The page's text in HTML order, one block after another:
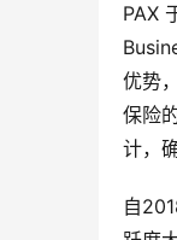
PAX
优势
保险
计，
自